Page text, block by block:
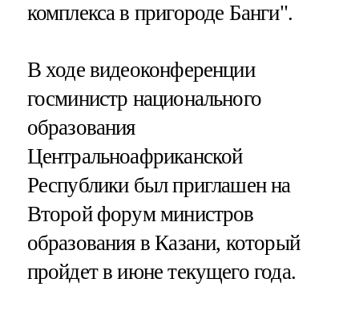
комплекса в пригороде Банги".
В ходе видеоконференции
госминистр национального
образования
Центральноафриканской
Республики был приглашен на
Второй форум министров
образования в Казани, который
пройдет в июне текущего года.